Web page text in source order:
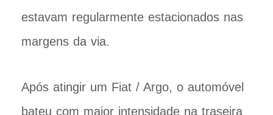
estavam regularmente estacionados nas
margens da via.
Após atingir um Fiat / Argo, o automóvel
bateu com maior intensidade na traseira